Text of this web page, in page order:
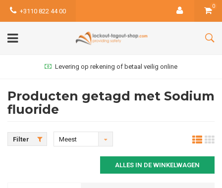
+3110 822 44 00
0
Levering op rekening of betaal veilig online
Producten getagd met Sodium
fluoride
Filter
Meest
ALLES IN DE WINKELWAGEN